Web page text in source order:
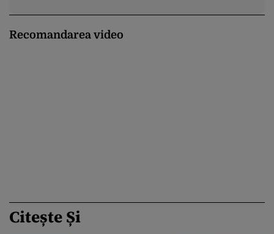
Recomandarea video
Citește Și